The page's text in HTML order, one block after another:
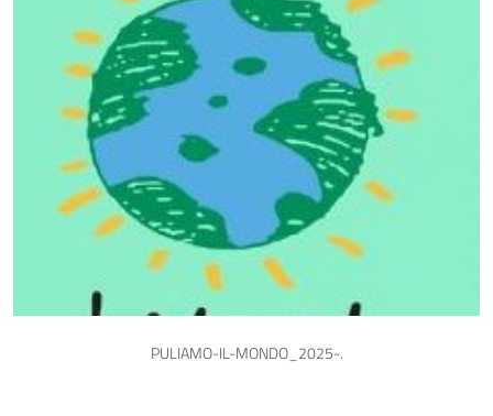
PULIAMO-IL-MONDO_2025-.